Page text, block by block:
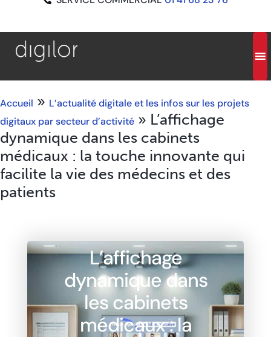
Accueil » L’actualité digitale et les infos sur les projets
digitaux par secteur d’activité » L’affichage
dynamique dans les cabinets
médicaux : la touche innovante qui
facilite la vie des médecins et des
patients
L’affichage
dynamique dans
les cabinets
médicaux : la